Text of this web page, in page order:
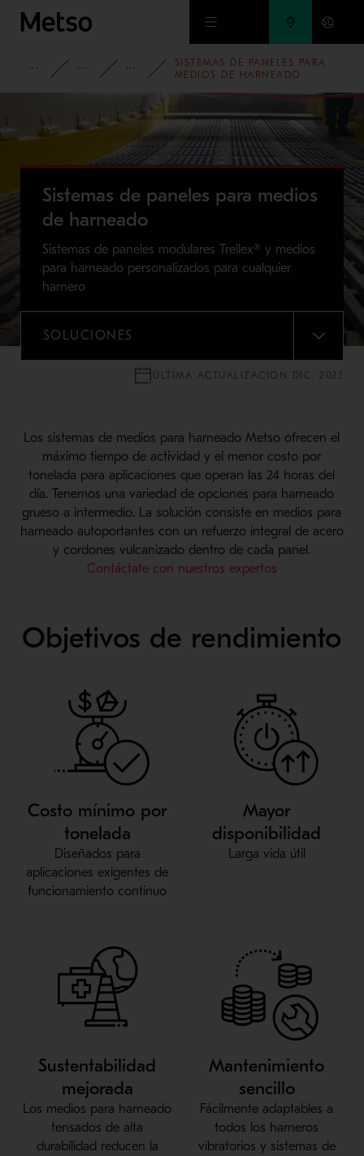
Ir al contenido principal
PRODUCTOS Y SERVICIOS
PIEZAS DE REPUESTO Y DE DESGASTE
MEDIOS PARA HARNEADO
SISTEMAS DE PANELES PARA
MEDIOS DE HARNEADO
Sistemas de paneles para medios
de harneado
Sistemas de paneles modulares Trellex® y medios
para harneado personalizados para cualquier
harnero
SOLUCIONES
MENU
ÚLTIMA ACTUALIZACIÓN DIC. 2025
Los sistemas de medios para harneado Metso ofrecen el
máximo tiempo de actividad y el menor costo por
tonelada para aplicaciones que operan las 24 horas del
día. Tenemos una variedad de opciones para harneado
grueso a intermedio. La solución consiste en medios para
harneado autoportantes con un refuerzo integral de acero
y cordones vulcanizado dentro de cada panel.
Contáctate con nuestros expertos
Objetivos de rendimiento
Costo mínimo por
tonelada
Diseñados para
aplicaciones exigentes de
funcionamiento continuo
Mayor
disponibilidad
Larga vida útil
Sustentabilidad
mejorada
Los medios para harneado
tensados de alta
durabilidad reducen la
Mantenimiento
sencillo
Fácilmente adaptables a
todos los harneros
vibratorios y sistemas de